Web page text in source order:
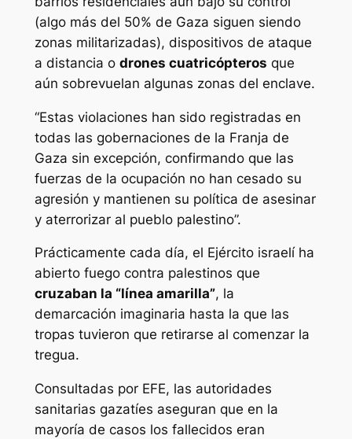
(algo más del 50% de Gaza siguen siendo
zonas militarizadas), dispositivos de ataque
a distancia o drones cuatricópteros que
aún sobrevuelan algunas zonas del enclave.
“Estas violaciones han sido registradas en
todas las gobernaciones de la Franja de
Gaza sin excepción, confirmando que las
fuerzas de la ocupación no han cesado su
agresión y mantienen su política de asesinar
y aterrorizar al pueblo palestino”.
Prácticamente cada día, el Ejército israelí ha
abierto fuego contra palestinos que
cruzaban la “línea amarilla”, la
demarcación imaginaria hasta la que las
tropas tuvieron que retirarse al comenzar la
tregua.
Consultadas por EFE, las autoridades
sanitarias gazatíes aseguran que en la
mayoría de casos los fallecidos eran